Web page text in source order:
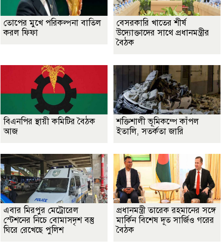
তোপের মুখে পরিকল্পনা বাতিল
করল ফিফা
বেসরকারি খাতের শীর্ষ
উদ্যোক্তাদের সাথে প্রধানমন্ত্রীর
বৈঠক
বিএনপির স্থায়ী কমিটির বৈঠক
আজ
শক্তিশালী ভূমিকম্পে কাঁপল
ইতালি, সতর্কতা জারি
এবার মিরপুর মেট্রোরেল
স্টেশনের নিচে বোমাসদৃশ বস্তু
ঘিরে রেখেছে পুলিশ
প্রধানমন্ত্রী তারেক রহমানের সঙ্গে
মার্কিন বিশেষ দূত সার্জিও গরের
বৈঠক